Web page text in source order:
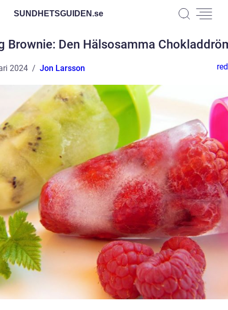
SUNDHETSGUIDEN.se
Brownie: Den Hälsosamma
2024 Jon Larsson